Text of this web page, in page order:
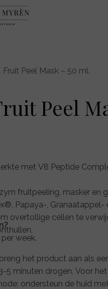
Fruit Peel Mask – 50 ml.
Peel
met V8 Peptide
fruitpeeling, masker en
Papaya-,
overtollige cellen te
week.
het product aan als
5 minuten drogen. Voor
ondersteun de huid